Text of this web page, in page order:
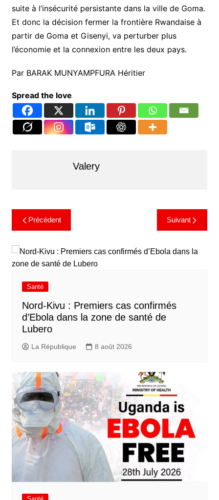
suite à l’insécurité persistante dans la ville de Goma.
Et donc la décision fermer la frontière Rwandaise à
partir de Goma et Gisenyi, va perturber plus
l’économie et la connexion entre les deux pays.
Par BARAK MUNYAMPFURA Héritier
Spread the love
Valery
Précédent Suivant
Santé
Nord-Kivu : Premiers cas confirmés
d’Ebola dans la zone de santé de
Lubero
La République 8 août 2026